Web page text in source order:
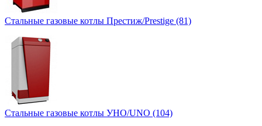
Стальные газовые котлы Престиж/Prestige (81)
Стальные газовые котлы УНО/UNO (104)